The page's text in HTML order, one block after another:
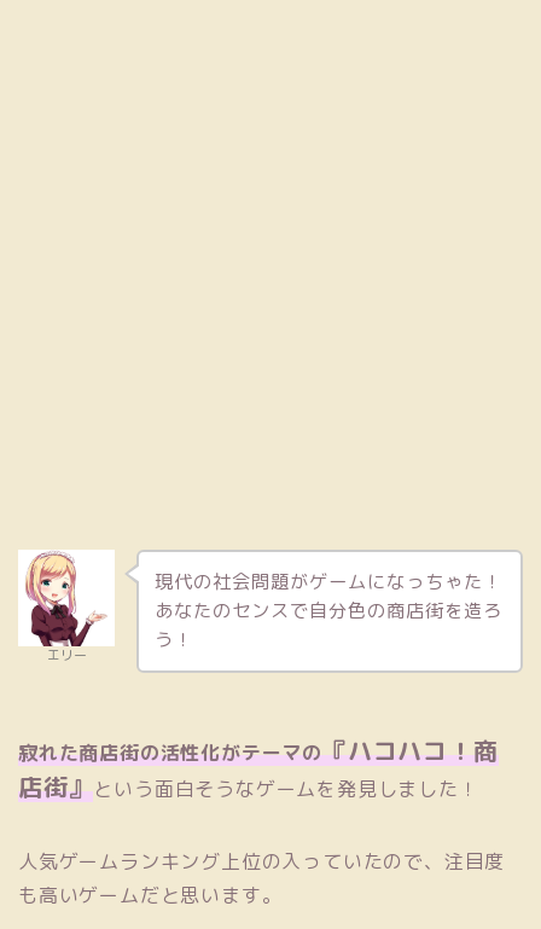
エリー
現代の社会問題がゲームになっちゃた！
あなたのセンスで自分色の商店街を造ろ
う！
寂れた商店街の活性化がテーマの『ハコハコ！商
店街』という面白そうなゲームを発見しました！
人気ゲームランキング上位の入っていたので、注目度
も高いゲームだと思います。